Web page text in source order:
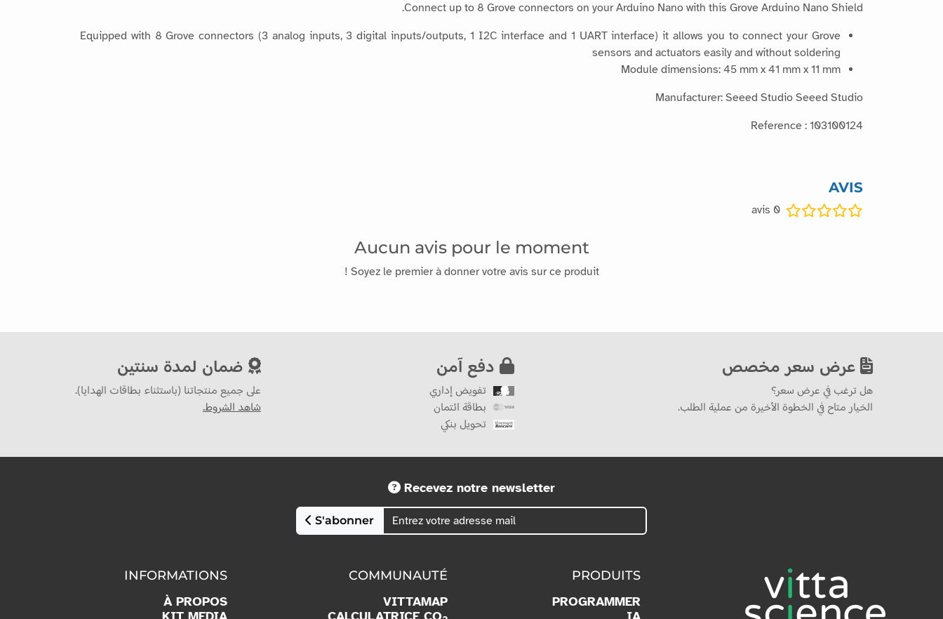
Connect up to 8 Grove connectors on your Arduino Nano with this Grove Arduino Nano Shield.
Equipped with 8 Grove connectors (3 analog inputs, 3 digital inputs/outputs, 1 I2C interface and 1 UART interface) it allows you to connect your Grove
sensors and actuators easily and without soldering
Module dimensions: 45 mm x 41 mm x 11 mm
Manufacturer: Seeed Studio Seeed Studio
Reference : 103100124
AVIS
0
avis
Aucun avis pour le moment
Soyez le premier à donner votre avis sur ce produit !
عرض سعر مخصص
هل ترغب في عرض سعر؟
الخيار متاح في الخطوة الأخيرة من عملية الطلب.
دفع آمن
تفويض إداري
بطاقة ائتمان
تحويل بنكي
ضمان لمدة سنتين
على جميع منتجاتنا (باستثناء بطاقات الهدايا).
شاهد الشروط.
Recevez notre newsletter
S'abonner
PRODUITS
PROGRAMMER
COMMUNAUTÉ
VITTAMAP
INFORMATIONS
À PROPOS